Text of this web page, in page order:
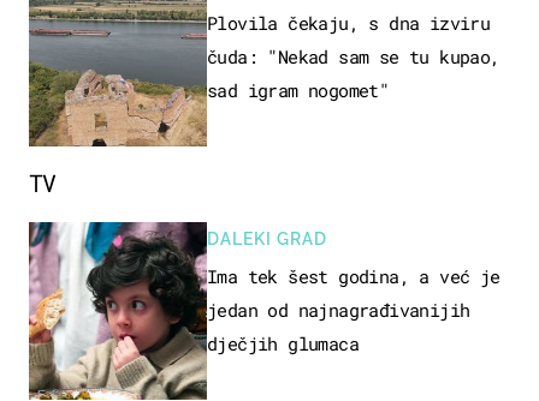
Plovila čekaju, s dna izviru
čuda: "Nekad sam se tu kupao,
sad igram nogomet"
TV
DALEKI GRAD
Ima tek šest godina, a već je
jedan od najnagrađivanijih
dječjih glumaca